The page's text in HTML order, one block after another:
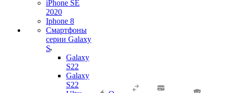
iPhone SE
2020
Iphone 8
Смартфоны
серии Galaxy
S
Galaxy
S22
Galaxy
S22